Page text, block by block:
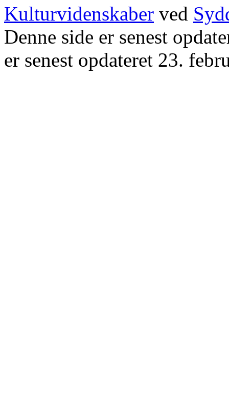
Kulturvidenskaber ved
Denne side er senest
er senest opdateret 23.